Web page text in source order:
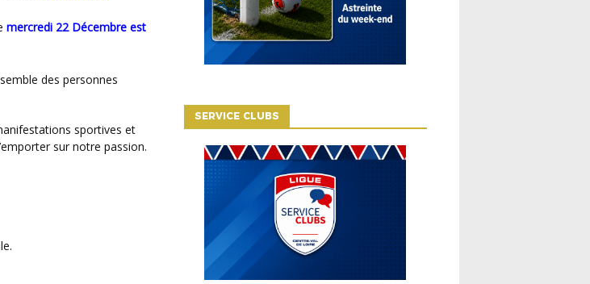
mercredi 22 Décembre est
sur notre passion.
SERVICE CLUBS